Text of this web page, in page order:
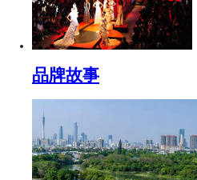
品牌故事